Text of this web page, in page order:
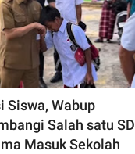
Siswa, Wabup
Salah satu SD
Masuk Sekolah